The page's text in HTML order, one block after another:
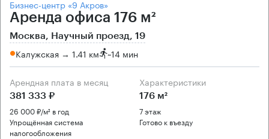
Бизнес-центр «9 Акров»
Аренда офиса 176 м²
Москва, Научный проезд, 19
Калужская → 1.41 км ~14 мин
Арендная плата в месяц
381 333 ₽
26 000 ₽/м² в год
Упрощённая система
налогообложения
Характеристики
176 м²
7 этаж
Готово к въезду